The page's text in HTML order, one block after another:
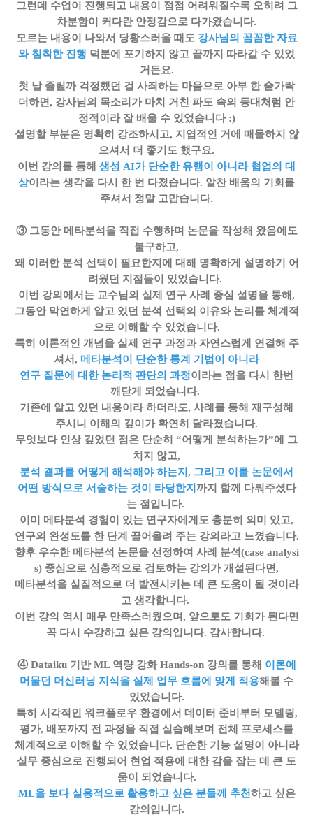
그런데 수업이 진행되고 내용이 점점 어려워질수록 오히려 그
차분함이 커다란 안정감으로 다가왔습니다.
모르는 내용이 나와서 당황스러울 때도 강사님의 꼼꼼한 자료
와 침착한 진행 덕분에 포기하지 않고 끝까지 따라갈 수 있었
거든요.
첫 날 졸릴까 걱정했던 걸 사죄하는 마음으로 아부 한 숟가락
더하면, 강사님의 목소리가 마치 거친 파도 속의 등대처럼 안
정적이라 잘 배울 수 있었습니다 :)
설명할 부분은 명확히 강조하시고, 지엽적인 거에 매몰하지 않
으셔서 더 좋기도 했구요.
이번 강의를 통해 생성 AI가 단순한 유행이 아니라 협업의 대
상이라는 생각을 다시 한 번 다졌습니다. 알찬 배움의 기회를
주셔서 정말 고맙습니다.
③ 그동안 메타분석을 직접 수행하며 논문을 작성해 왔음에도
불구하고,
왜 이러한 분석 선택이 필요한지에 대해 명확하게 설명하기 어
려웠던 지점들이 있었습니다.
이번 강의에서는 교수님의 실제 연구 사례 중심 설명을 통해,
그동안 막연하게 알고 있던 분석 선택의 이유와 논리를 체계적
으로 이해할 수 있었습니다.
특히 이론적인 개념을 실제 연구 과정과 자연스럽게 연결해 주
셔서, 메타분석이 단순한 통계 기법이 아니라
연구 질문에 대한 논리적 판단의 과정이라는 점을 다시 한번
깨닫게 되었습니다.
기존에 알고 있던 내용이라 하더라도, 사례를 통해 재구성해
주시니 이해의 깊이가 확연히 달라졌습니다.
무엇보다 인상 깊었던 점은 단순히 “어떻게 분석하는가”에 그
치지 않고,
분석 결과를 어떻게 해석해야 하는지, 그리고 이를 논문에서
어떤 방식으로 서술하는 것이 타당한지 까지 함께 다뤄주셨다
는 점입니다.
이미 메타분석 경험이 있는 연구자에게도 충분히 의미 있고,
연구의 완성도를 한 단계 끌어올려 주는 강의라고 느꼈습니다.
향후 우수한 메타분석 논문을 선정하여 사례 분석(case analysi
s) 중심으로 심층적으로 검토하는 강의가 개설된다면,
메타분석을 실질적으로 더 발전시키는 데 큰 도움이 될 것이라
고 생각합니다.
이번 강의 역시 매우 만족스러웠으며, 앞으로도 기회가 된다면
꼭 다시 수강하고 싶은 강의입니다. 감사합니다.
④ Dataiku 기반 ML 역량 강화 Hands-on 강의를 통해 이론에
머물던 머신러닝 지식을 실제 업무 흐름에 맞게 적용해볼 수
있었습니다.
특히 시각적인 워크플로우 환경에서 데이터 준비부터 모델링,
평가, 배포까지 전 과정을 직접 실습해보며 전체 프로세스를
체계적으로 이해할 수 있었습니다. 단순한 기능 설명이 아니라
실무 중심으로 진행되어 현업 적용에 대한 감을 잡는 데 큰 도
움이 되었습니다.
ML을 보다 실용적으로 활용하고 싶은 분들께 추천하고 싶은
강의입니다.